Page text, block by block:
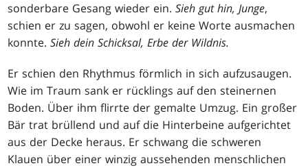
sonderbare Gesang wieder ein.Sieh gut hin, Junge,
schien er zu sagen, obwohl er keine Worte ausmachen
konnte.Sieh dein Schicksal, Erbe der Wildnis.
Er schien den Rhythmus förmlich in sich aufzusaugen.
Wie im Traum sank er rücklings auf den steinernen
Boden. Über ihm flirrte der gemalte Umzug. Ein großer
Bär trat brüllend und auf die Hinterbeine aufgerichtet
aus der Decke heraus. Er schwang die schweren
Klauen über einer winzig aussehenden menschlichen